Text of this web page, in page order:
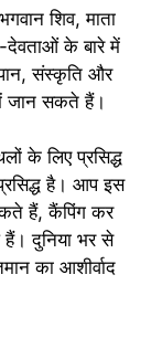
शिव, माता
देवताओं के बारे में
संस्कृति और
जान सकते हैं।
के लिए प्रसिद्ध
है। आप इस
हैं, कैंपिंग कर
दुनिया भर से
का आशीर्वाद